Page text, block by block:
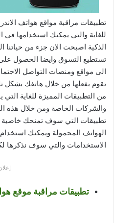
تطبيقات مراقبة مواقع هواتف
للغاية والتي يمكنك استخدامها في
الذكية اصبحت الان جزء من حياتنا
تستطيع التسوق وايضا الحصول
الى مواقع ومنصات التواصل
تقوم بفعلها من خلال هاتفك بشكل
من التطبيقات المميزة للغاية التي
والشركات الخاصة ومن خلال هذه
تطبيقات التي سوف تمنحك خاصية
الهواتف المحمولة ويمكنك
الاستخدامات والتي سوف نذكرها
تطبيقات مراقبة موقع